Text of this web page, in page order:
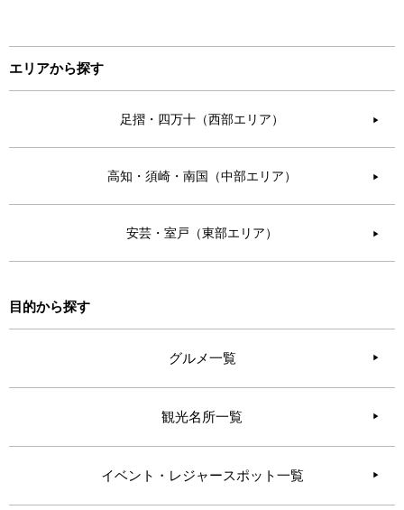
エリアから探す
足摺・四万十（西部エリア） ▶︎
高知・須崎・南国（中部エリア） ▶︎
安芸・室戸（東部エリア） ▶︎
目的から探す
グルメ一覧
観光名所一覧
イベント・レジャースポット一覧